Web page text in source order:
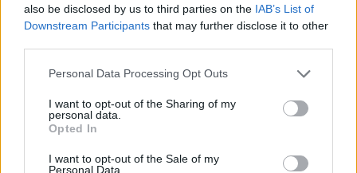
also be disclosed by us to third parties on the IAB’s List of
Downstream Participants that may further disclose it to other
Please note that this website/app uses one or more Google
not limited to your visit or usage behaviour. You may click to
grant or deny consent to Google and its third-party tags to
use your data for below specified purposes in below Google
consent section.
Personal Data Processing Opt Outs
I want to opt-out of the Sharing of my
personal data.
Opted In
I want to opt-out of the Sale of my
Personal Data.
εξωπραγματικό βασίλειο.
Κατά την άφιξή της σε αυτόν τον νέο τόπο, η νεαρή
πρωταγωνίστρια έρχεται σε επαφή με παράξενα
πως έχουν δύο υποστηρικτικοί χαρακτήρες που
ξεχωρίζουν αμέσως στα πρώτα πλάνα: η Ms. Quill, μια